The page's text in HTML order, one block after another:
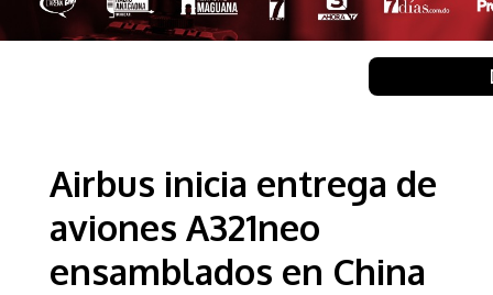
Airbus inicia entrega de
aviones A321neo
ensamblados en China